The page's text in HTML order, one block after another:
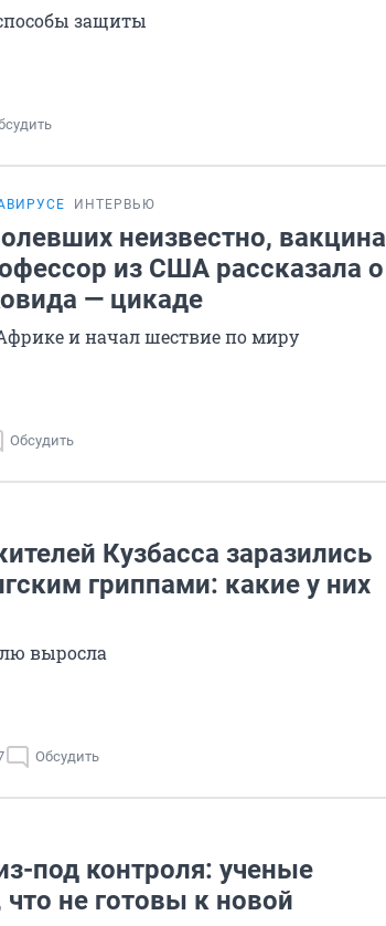
защиты
ИНТЕРВЬЮ
неизвестно, вакцина
из США рассказала о
— цикаде
и начал шествие по миру
Обсудить
Кузбасса заразились
гриппами: какие у них
выросла
Обсудить
под контроля: ученые
не готовы к новой